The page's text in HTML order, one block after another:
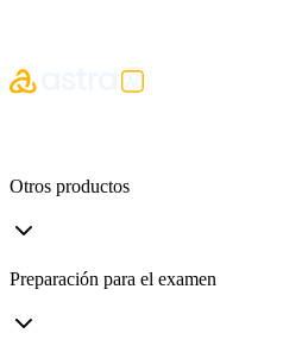
Otros productos
Preparación para el examen